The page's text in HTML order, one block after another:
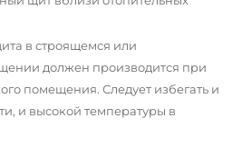
в строящемся или
должен производится при
помещения. Следует избегать и
и высокой температуры в